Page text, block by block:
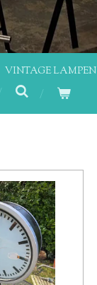
VINTAGE LAMPEN